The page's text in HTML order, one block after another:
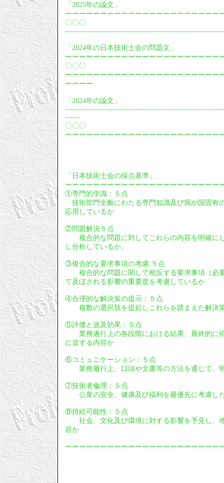
「2025年の論文」
ーーーーーーーーーーーーーーーーーーーーー
〇〇〇
「2024年の日本技術士会の問題文」
ーーーーーーーーーーーーーーーーーーーーー
〇〇〇
ーーーーーーーーーーーーーーーーーーーーー
ーーーー
「2024年の論文」
------
〇〇〇
ーーーーーーーーーーーーーーーーーーーーー
「日本技術士会の採点基準」
ーーーーーーーーーーーーーーーーーーーーー
①専門的学識：５点
技術部門全般にわたる専門知識及び我が国固有
応用しているか
②問題解決５点
複合的な問題に対してこれらの内容を明確に
し分析しているか。
③複合的な要求事項の考慮:５点
複合的な問題に関して相反する要求事項（必
て及ぼされる影響の重要度を考慮しているか
④合理的な解決策の提示：５点
複数の選択肢を提起しこれらを踏まえた解決
⑤評価と波及効果：５点
業務遂行上の各段階における結果、最終的に
に資する内容か
⑥コミュニケーション：５点
業務履行上、口頭や文書等の方法を通じて、
⑦技術者倫理：５点
公衆の安全、健康及び福利を最優先に考慮し
⑧持続可能性：５点
社会、文化及び環境に対する影響を予見し、
容か
ーーーーーーーーーーーーーーーーーーーーー